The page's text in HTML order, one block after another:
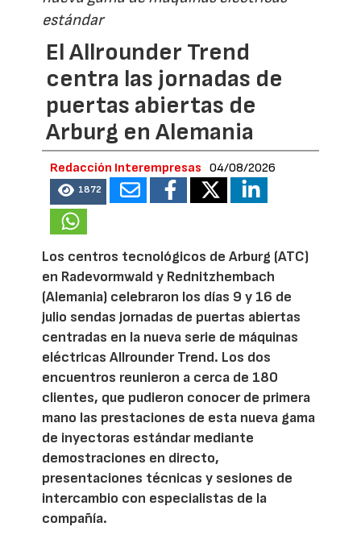
estándar
El Allrounder Trend
centra las jornadas de
puertas abiertas de
Arburg en Alemania
Redacción Interempresas 04/08/2026
1872
Los centros tecnológicos de Arburg (ATC)
en Radevormwald y Rednitzhembach
(Alemania) celebraron los días 9 y 16 de
julio sendas jornadas de puertas abiertas
centradas en la nueva serie de máquinas
eléctricas Allrounder Trend. Los dos
encuentros reunieron a cerca de 180
clientes, que pudieron conocer de primera
mano las prestaciones de esta nueva gama
de inyectoras estándar mediante
demostraciones en directo,
presentaciones técnicas y sesiones de
intercambio con especialistas de la
compañía.